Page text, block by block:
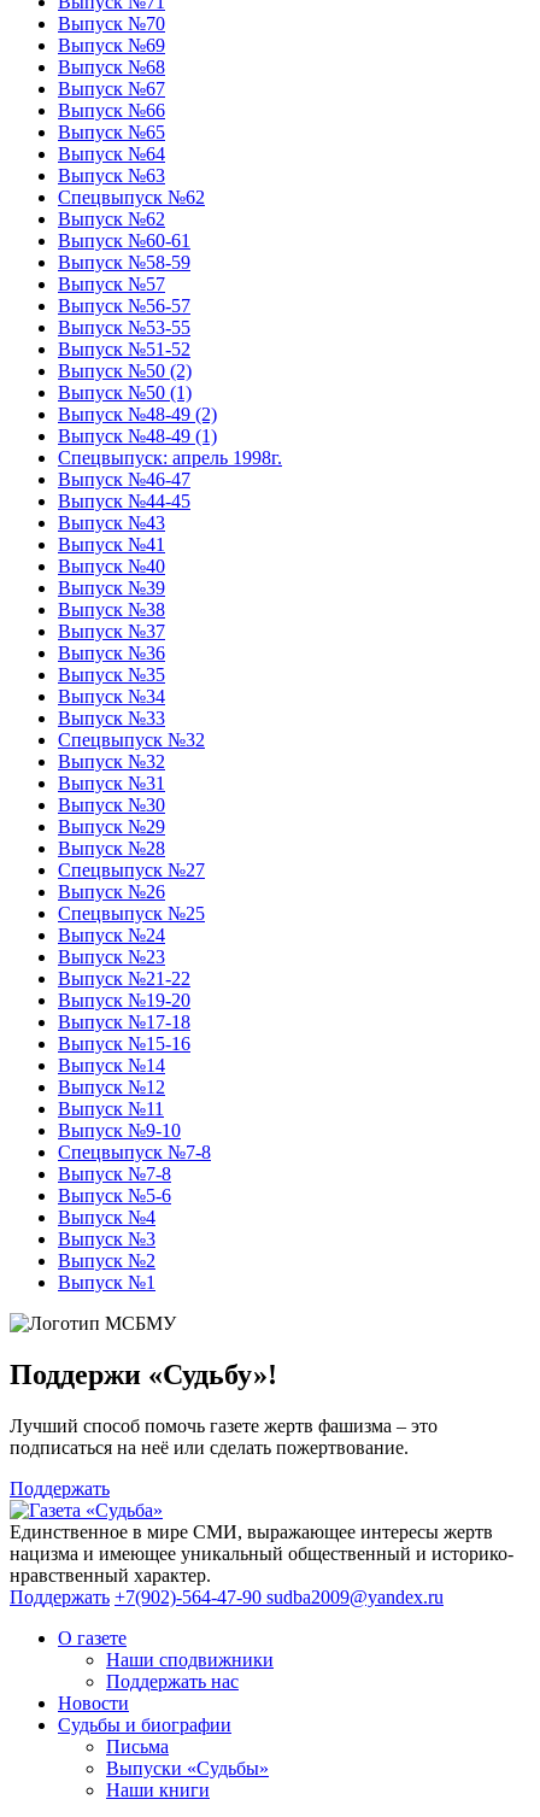
Выпуск №70
Выпуск №69
Выпуск №68
Выпуск №67
Выпуск №66
Выпуск №65
Выпуск №64
Выпуск №63
Спецвыпуск №62
Выпуск №62
Выпуск №60-61
Выпуск №58-59
Выпуск №57
Выпуск №56-57
Выпуск №53-55
Выпуск №51-52
Выпуск №50 (2)
Выпуск №50 (1)
Выпуск №48-49 (2)
Выпуск №48-49 (1)
Спецвыпуск: апрель 1998г.
Выпуск №46-47
Выпуск №44-45
Выпуск №43
Выпуск №41
Выпуск №40
Выпуск №39
Выпуск №38
Выпуск №37
Выпуск №36
Выпуск №35
Выпуск №34
Выпуск №33
Спецвыпуск №32
Выпуск №32
Выпуск №31
Выпуск №30
Выпуск №29
Выпуск №28
Спецвыпуск №27
Выпуск №26
Спецвыпуск №25
Выпуск №24
Выпуск №23
Выпуск №21-22
Выпуск №19-20
Выпуск №17-18
Выпуск №15-16
Выпуск №14
Выпуск №12
Выпуск №11
Выпуск №9-10
Спецвыпуск №7-8
Выпуск №7-8
Выпуск №5-6
Выпуск №4
Выпуск №3
Выпуск №2
Выпуск №1
Поддержи «Судьбу»!
Лучший способ помочь газете жертв фашизма – это
подписаться на неё или сделать пожертвование.
Поддержать
Единственное в мире СМИ, выражающее интересы жертв
нацизма и имеющее уникальный общественный и историко-
нравственный характер.
Поддержать +7(902)-564-47-90 sudba2009@yandex.ru
О газете
Наши сподвижники
Поддержать нас
Новости
Судьбы и биографии
Письма
Выпуски «Судьбы»
Наши книги